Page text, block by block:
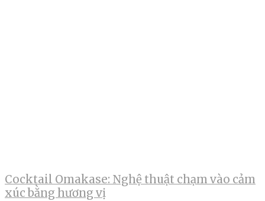
Cocktail Omakase: Nghệ thuật chạm vào cảm
xúc bằng hương vị